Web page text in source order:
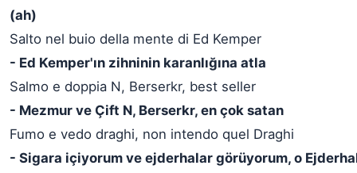
(ah)
Salto nel buio della mente di Ed Kemper
- Ed Kemper'ın zihninin karanlığına atla
Salmo e doppia N, Berserkr, best seller
- Mezmur ve Çift N, Berserkr, en çok satan
Fumo e vedo draghi, non intendo quel Draghi
- Sigara içiyorum ve ejderhalar görüyorum, o